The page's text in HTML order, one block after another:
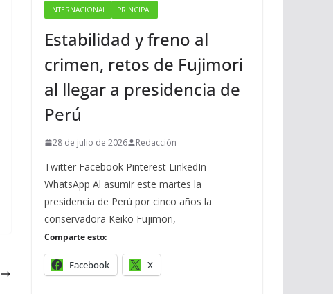
INTERNACIONAL PRINCIPAL
Estabilidad y freno al
crimen, retos de Fujimori
al llegar a presidencia de
Perú
28 de julio de 2026 Redacción
Twitter Facebook Pinterest LinkedIn
WhatsApp Al asumir este martes la
presidencia de Perú por cinco años la
conservadora Keiko Fujimori,
Comparte esto:
Facebook X